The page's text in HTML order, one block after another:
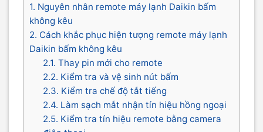
1. Nguyên nhân remote máy lạnh Daikin bấm
không kêu
2. Cách khắc phục hiện tượng remote máy lạnh
Daikin bấm không kêu
2.1. Thay pin mới cho remote
2.2. Kiểm tra và vệ sinh nút bấm
2.3. Kiểm tra chế độ tắt tiếng
2.4. Làm sạch mắt nhận tín hiệu hồng ngoại
2.5. Kiểm tra tín hiệu remote bằng camera